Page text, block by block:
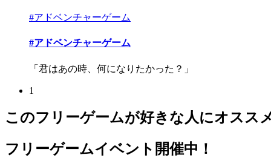
#アドベンチャーゲーム
#アドベンチャーゲーム
「君はあの時、何になりたかった？」
1
このフリーゲームが好きな人にオスス
フリーゲームイベント開催中！